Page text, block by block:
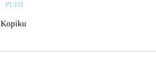
PUISI
Kopiku